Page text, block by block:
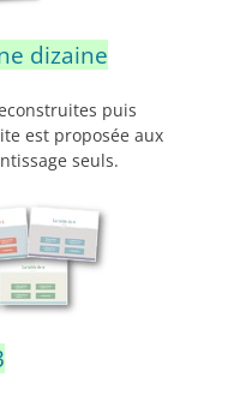
dizaine
puis
est proposée aux
seuls.